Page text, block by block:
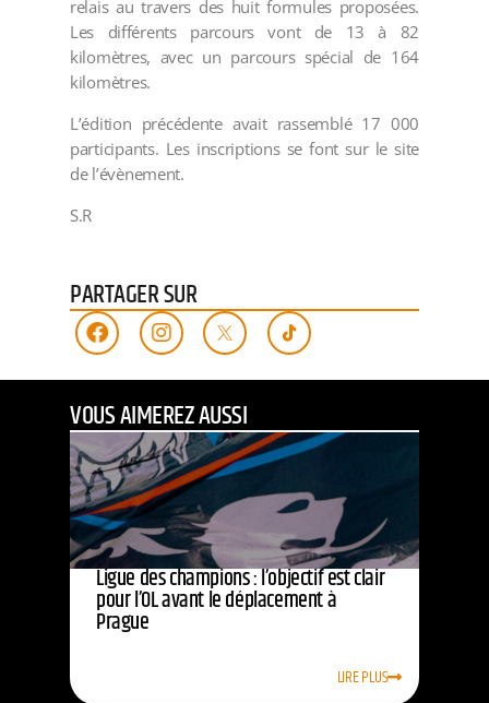
relais au travers des huit formules proposées.
Les différents parcours vont de 13 à 82
kilomètres, avec un parcours spécial de 164
kilomètres.
L’édition précédente avait rassemblé 17 000
participants. Les inscriptions se font sur le site
de l’évènement.
S.R
PARTAGER SUR
VOUS AIMEREZ AUSSI
Ligue des champions : l’objectif est clair
pour l’OL avant le déplacement à
Prague
LIRE PLUS